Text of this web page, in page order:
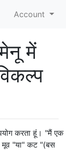
Account
में
करता हूं। "मैं एक
मूव "या" कट "(बस